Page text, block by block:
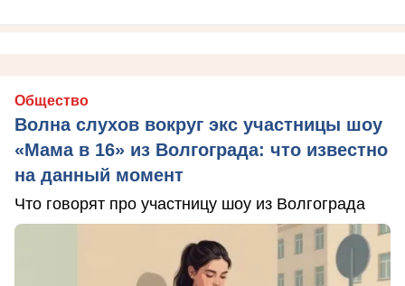
Общество
Волна слухов вокруг экс участницы шоу
«Мама в 16» из Волгограда: что известно
на данный момент
Что говорят про участницу шоу из Волгограда